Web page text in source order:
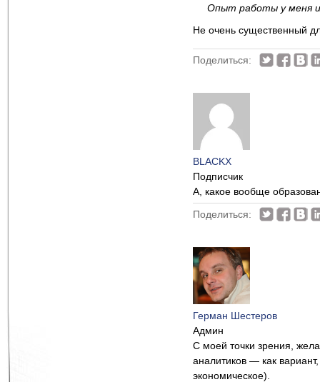
Опыт работы у меня и
Не очень существенный
Поделиться:
BLACKX
Подписчик
А, какое вообще
Поделиться:
Герман Шестеров
Админ
С моей точки зрения,
аналитиков — как
экономическое).